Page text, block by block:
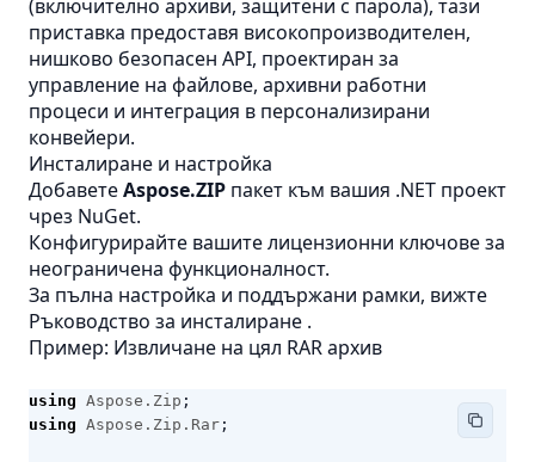
(включително архиви, защитени с парола), тази
приставка предоставя високопроизводителен,
нишково безопасен API, проектиран за
управление на файлове, архивни работни
процеси и интеграция в персонализирани
конвейери.
Инсталиране и настройка
ДобаветеAspose.ZIP пакет към вашия .NET проект
чрез NuGet.
Конфигурирайте вашите лицензионни ключове за
неограничена функционалност.
За пълна настройка и поддържани рамки, вижте
Ръководство за инсталиране .
Пример: Извличане на цял RAR архив
using Aspose.Zip ;
using Aspose.Zip.Rar ;